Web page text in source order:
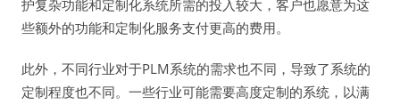
护复杂功能和定制化系统所需的投入较大，客户也愿意为这
些额外的功能和定制化服务支付更高的费用。
此外，不同行业对于PLM系统的需求也不同，导致了系统的
定制程度也不同。一些行业可能需要高度定制的系统，以满